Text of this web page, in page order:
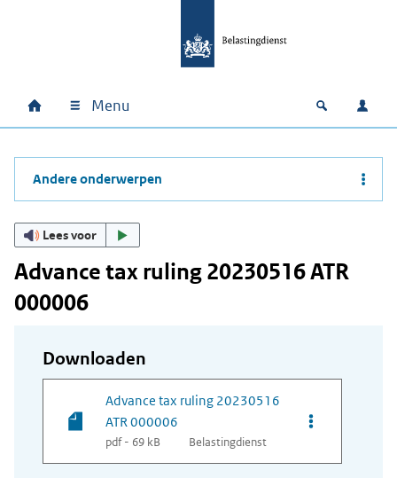
Hoofdnavigatie
Home Menu Open
Andere onderwerpen
Lees voor
Advance tax ruling 20230516 ATR
000006
Downloaden
Advance tax ruling 20230516
ATR 000006
pdf - 69 kB Belastingdienst
Opties van